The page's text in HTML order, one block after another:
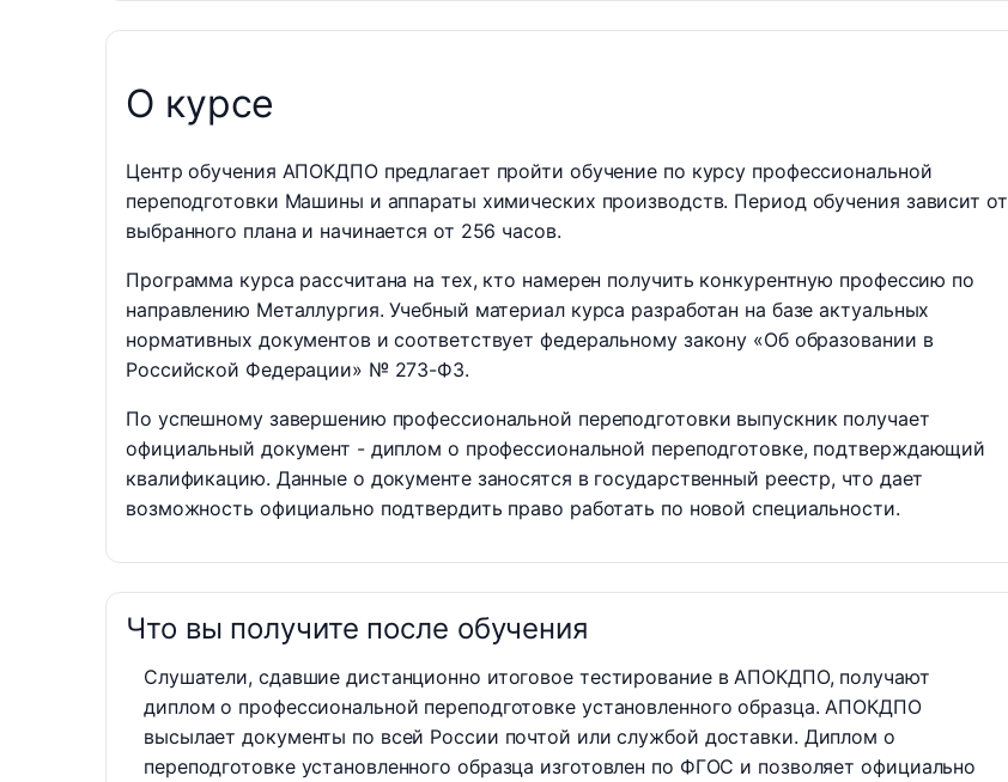
О курсе
Центр обучения АПОКДПО предлагает пройти обучение по курсу профессиональной
переподготовки Машины и аппараты химических производств. Период обучения зависит от
выбранного плана и начинается от 256 часов.
Программа курса рассчитана на тех, кто намерен получить конкурентную профессию по
направлению Металлургия. Учебный материал курса разработан на базе актуальных
нормативных документов и соответствует федеральному закону «Об образовании в
Российской Федерации» № 273-ФЗ.
По успешному завершению профессиональной переподготовки выпускник получает
официальный документ - диплом о профессиональной переподготовке, подтверждающий
квалификацию. Данные о документе заносятся в государственный реестр, что дает
возможность официально подтвердить право работать по новой специальности.
Что вы получите после обучения
Слушатели, сдавшие дистанционно итоговое тестирование в АПОКДПО, получают
диплом о профессиональной переподготовке установленного образца. АПОКДПО
высылает документы по всей России почтой или службой доставки. Диплом о
переподготовке установленного образца изготовлен по ФГОС и позволяет официально